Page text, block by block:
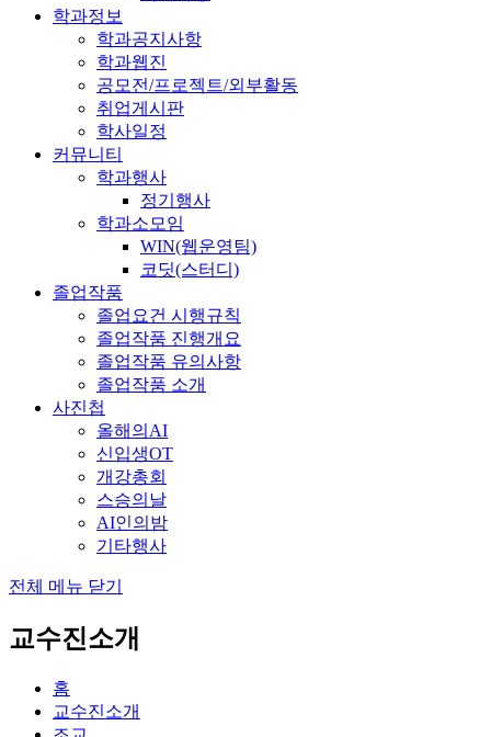
학과정보
학과공지사항
학과웹진
공모전/프로젝트/외부활동
취업게시판
학사일정
커뮤니티
학과행사
정기행사
학과소모임
WIN(웹운영팀)
코딧(스터디)
졸업작품
졸업요건 시행규칙
졸업작품 진행개요
졸업작품 유의사항
졸업작품 소개
사진첩
올해의AI
신입생OT
개강총회
스승의날
AI인의밤
기타행사
전체 메뉴 닫기
교수진소개
홈
교수진소개